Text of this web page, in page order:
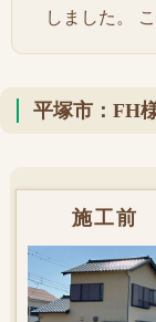
しました。
平塚市：FH
施工前